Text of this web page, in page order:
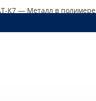
К7 — Металл в полимере